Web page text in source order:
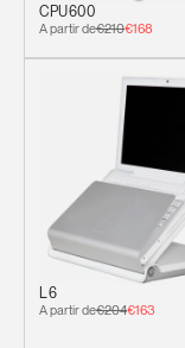
CPU600
A partir de€210€168
L6
A partir de€204€163